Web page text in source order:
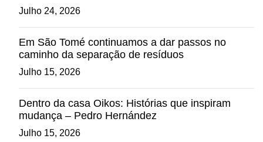
Julho 24, 2026
Em São Tomé continuamos a dar passos no
caminho da separação de resíduos
Julho 15, 2026
Dentro da casa Oikos: Histórias que inspiram
mudança – Pedro Hernández
Julho 15, 2026